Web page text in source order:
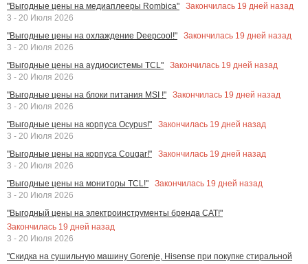
"Выгодные цены на медиаплееры Rombica"
Закончилась 19 дней назад
3 - 20 Июля 2026
"Выгодные цены на охлаждение Deepcool!"
Закончилась 19 дней назад
3 - 20 Июля 2026
"Выгодные цены на аудиосистемы TCL"
Закончилась 19 дней назад
3 - 20 Июля 2026
"Выгодные цены на блоки питания MSI !"
Закончилась 19 дней назад
3 - 20 Июля 2026
"Выгодные цены на корпуса Ocypus!"
Закончилась 19 дней назад
3 - 20 Июля 2026
"Выгодные цены на корпуса Cougar!"
Закончилась 19 дней назад
3 - 20 Июля 2026
"Выгодные цены на мониторы TCL!"
Закончилась 19 дней назад
3 - 20 Июля 2026
"Выгодный цены на электроинструменты бренда CAT!"
Закончилась 19 дней назад
3 - 20 Июля 2026
"Скидка на сушильную машину Gorenje, Hisense при покупке стиральной